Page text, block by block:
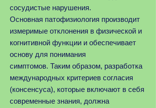
сосудистые нарушения.
Основная патофизиология производит
измеримые отклонения в физической и
когнитивной функции и обеспечивает
основу для понимания
симптомов. Таким образом, разработка
международных критериев согласия
(консенсуса), которые включают в себя
современные знания, должна